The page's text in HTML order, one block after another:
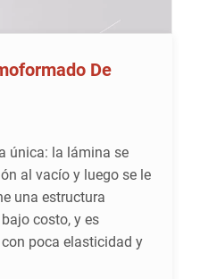
De
única: la lámina se
al vacío y luego se le
una estructura
costo, y es
poca elasticidad y